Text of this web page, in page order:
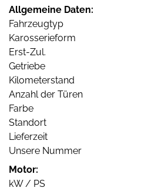
Allgemeine Daten:
Fahrzeugtyp
Karosserieform
Erst-Zul.
Getriebe
Kilometerstand
Anzahl der Türen
Farbe
Standort
Lieferzeit
Unsere Nummer
Motor:
kW / PS